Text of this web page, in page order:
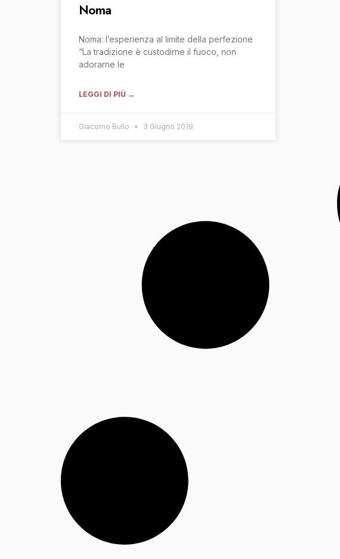
Noma
Noma: l’esperienza al limite della perfezione
“La tradizione è custodirne il fuoco, non
adorarne le
LEGGI DI PIÙ →
Giacomo Bullo 3 Giugno 2019